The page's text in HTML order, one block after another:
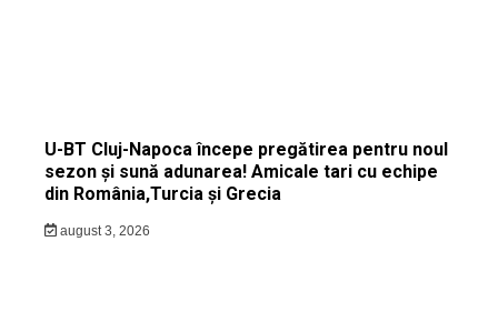
U-BT Cluj-Napoca începe pregătirea pentru noul
sezon și sună adunarea! Amicale tari cu echipe
din România,Turcia și Grecia
august 3, 2026